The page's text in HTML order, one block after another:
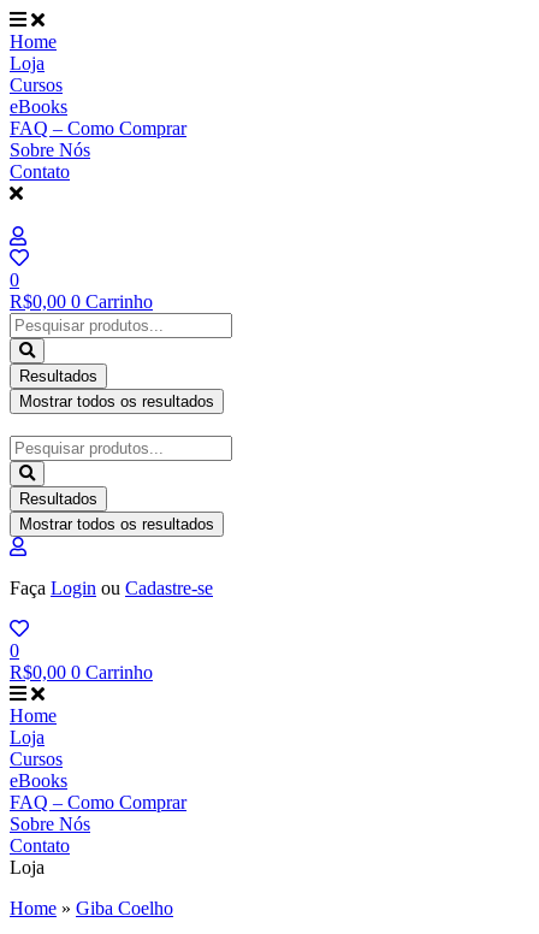
Ir
para
o
conteúdo
Home
Loja
Cursos
eBooks
FAQ – Como Comprar
Sobre Nós
Contato
0
R$0,00 0 Carrinho
Pesquisar
...
Resultados
Mostrar todos os resultados
Pesquisar
...
Resultados
Mostrar todos os resultados
Faça Login ou Cadastre-se
0
R$0,00 0 Carrinho
Home
Loja
Cursos
eBooks
FAQ – Como Comprar
Sobre Nós
Contato
Loja
Home » Giba Coelho